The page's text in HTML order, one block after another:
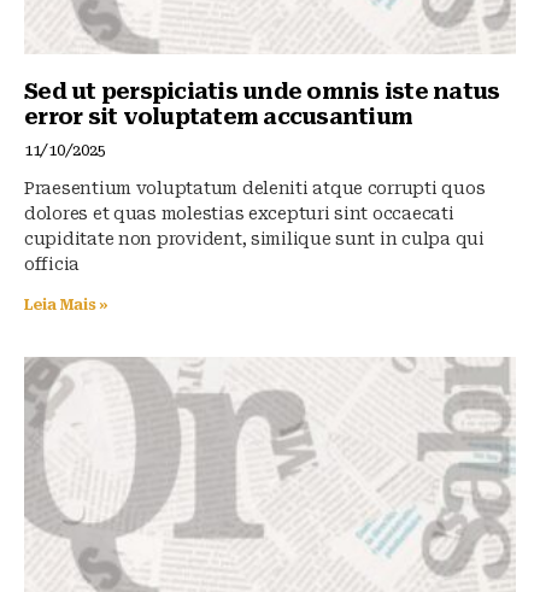
Sed ut perspiciatis unde omnis iste natus
error sit voluptatem accusantium
11/10/2025
Praesentium voluptatum deleniti atque corrupti quos
dolores et quas molestias excepturi sint occaecati
cupiditate non provident, similique sunt in culpa qui
officia
Leia Mais »